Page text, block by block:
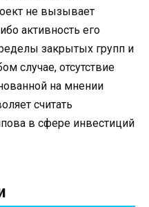
не вызывает
активность его
закрытых групп и
случае, отсутствие
на мнении
считать
в сфере инвестиций